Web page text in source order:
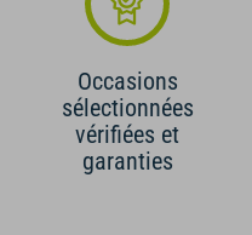
Occasions
sélectionnées
vérifiées et
garanties